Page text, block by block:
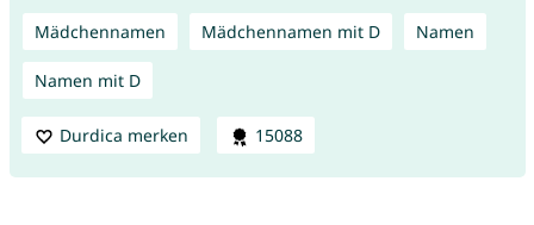
Mädchennamen Mädchennamen mit D Namen
Namen mit D
Durdica merken 15088